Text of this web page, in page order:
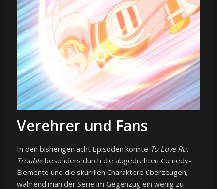
Verehrer und Fans
In den bisherigen acht Episoden konnte To Love Ru:
Troublebesonders durch die abgedrehten Comedy-
Elemente und die skurrilen Charaktere überzeugen,
während man der Serie im Gegenzug ein wenig zu